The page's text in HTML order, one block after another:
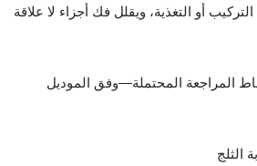
أو التغذية، ويقلل فك أجزاء لا علاقة
المراجعة المحتملة—وفق الموديل
الثلج